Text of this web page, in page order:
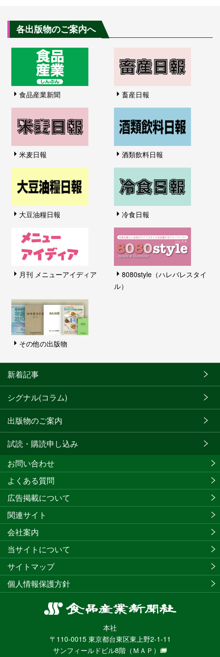
各出版物のご案内へ
食品産業新聞 畜産日報
米麦日報 酒類飲料日報
大豆油糧日報 冷食日報
月刊 メニューアイディア
8080style（ハレバレスタイ
ル）
その他の出版物
新着記事
シグナル(コラム)
出版物のご案内
試読・購読申し込み
食
産
業
本社
〒110-0015 東京都台東区東上野2-1-11
サンフィールドビル8階 （ＭＡＰ）
お問い合わせ
よくある質問
広告掲載について
関連サイト
会社案内
当サイトについて
サイトマップ
個人情報保護方針